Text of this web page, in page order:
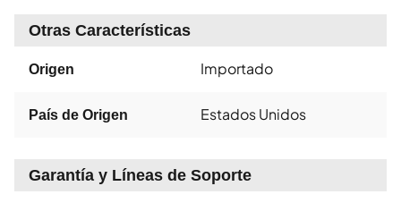
Otras Características
Origen Importado
País de Origen Estados Unidos
Garantía y Líneas de Soporte